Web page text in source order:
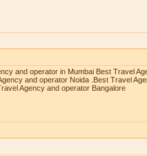
and operator in Mumbai Best Travel
and operator Noida .Best Travel
Agency and operator Bangalore